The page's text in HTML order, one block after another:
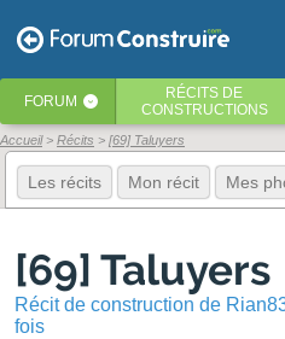
FORUM ‹ RÉCITS DE
CONSTRUCTIONS
Accueil Récits [69] Taluyers
Les récits Mon récit Mes
[69] Taluyers
Récit de construction de
fois